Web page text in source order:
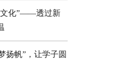
文化”——透过新
扬帆”，让学子圆